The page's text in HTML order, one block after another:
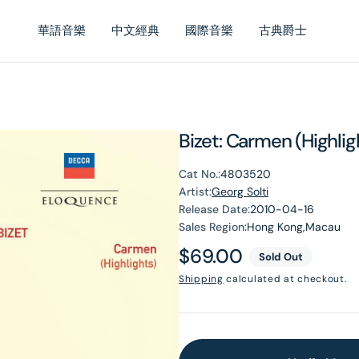
華語音樂 中文經典 國際音樂 古典爵士
Bizet: Carmen
Cat No.:4803520
Artist:Georg Solti
Release Date:2010-04-16
Sales Region:Hong Kong,Macau
Regular
price
$69.00 Sold Out
Shipping calculated at checkout.